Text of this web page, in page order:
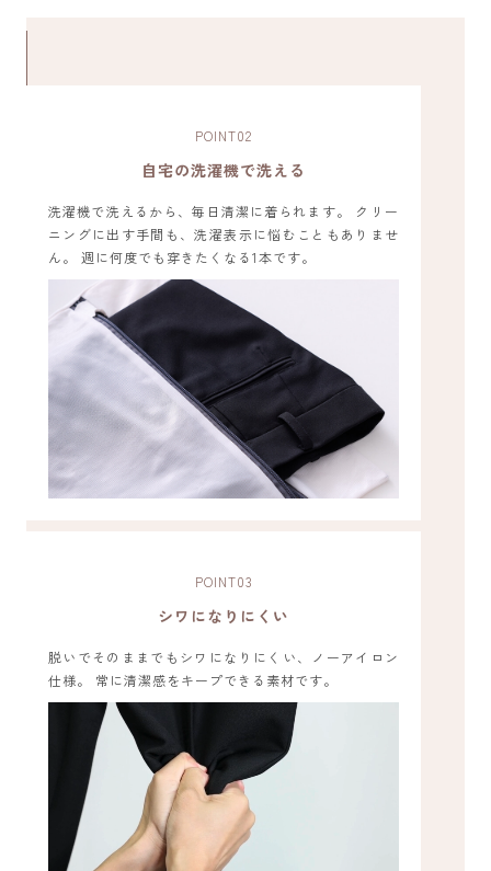
POINT02
自宅の洗濯機で洗える
洗濯機で洗えるから、毎日清潔に着られます。 クリー
ニングに出す手間も、洗濯表示に悩むこともありませ
ん。 週に何度でも穿きたくなる1本です。
POINT03
シワになりにくい
脱いでそのままでもシワになりにくい、ノーアイロン
仕様。 常に清潔感をキープできる素材です。